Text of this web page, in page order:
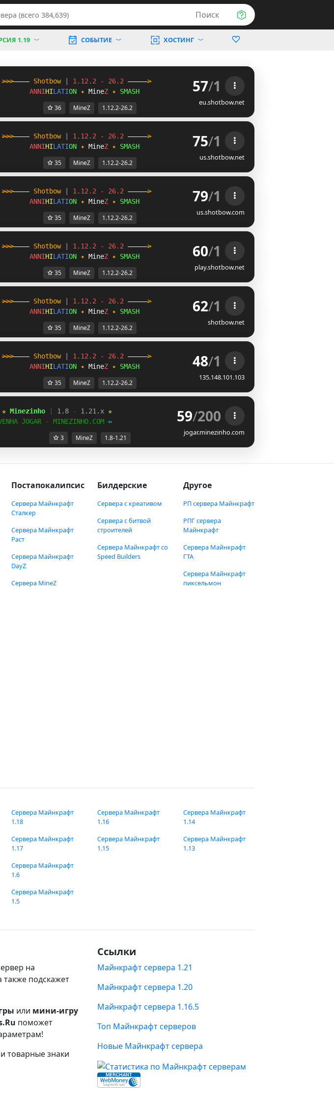
Поиск
1.19 СОБЫТИЕ ХОСТИНГ
>>>---- Shotbow 1.12.2 - 26.2 ----->
ANNIHILATION ✦ MineZ ✦ SMASH 57/1
eu.shotbow.net
36 MineZ 1.12.2-26.2
>>>---- Shotbow 1.12.2 - 26.2 ----->
ANNIHILATION ✦ MineZ ✦ SMASH 75/1
us.shotbow.net
35 MineZ 1.12.2-26.2
>>>---- Shotbow 1.12.2 - 26.2 ----->
ANNIHILATION ✦ MineZ ✦ SMASH 79/1
us.shotbow.com
35 MineZ 1.12.2-26.2
>>>---- Shotbow 1.12.2 - 26.2 ----->
ANNIHILATION ✦ MineZ ✦ SMASH 60/1
play.shotbow.net
35 MineZ 1.12.2-26.2
>>>---- Shotbow 1.12.2 - 26.2 ----->
ANNIHILATION ✦ MineZ ✦ SMASH 62/1
shotbow.net
35 MineZ 1.12.2-26.2
>>>---- Shotbow 1.12.2 - 26.2 ----->
ANNIHILATION ✦ MineZ ✦ SMASH 48/1
135.148.101.103
35 MineZ 1.12.2-26.2
✯ Minezinho 1.8 - 1.21.x ✯
JOGAR - MINEZINHO.COM ⇦ 59/200
jogar.minezinho.com
3 MineZ 1.8-1.21
Постапокалипсис
Сервера Майнкрафт
Сталкер
Сервера Майнкрафт
Раст
Сервера Майнкрафт
DayZ
Сервера MineZ
Билдерские
Сервера с креативом
Сервера с битвой
строителей
Сервера Майнкрафт со
Speed Builders
Другое
РП сервера Майнкрафт
РПГ сервера
Майнкрафт
Сервера Майнкрафт
ГТА
Сервера Майнкрафт
пиксельмон
Сервера Майнкрафт
1.18
Сервера Майнкрафт
1.17
Сервера Майнкрафт
1.16
Сервера Майнкрафт
1.15
Сервера Майнкрафт
1.14
Сервера Майнкрафт
1.13
Сервера Майнкрафт
1.6
Сервера Майнкрафт
1.5
на
также подскажет
или мини-игру
поможет
товарные знаки
Ссылки
Майнкрафт сервера 1.21
Майнкрафт сервера 1.20
Майнкрафт сервера 1.16.5
Топ Майнкрафт серверов
Новые Майнкрафт сервера